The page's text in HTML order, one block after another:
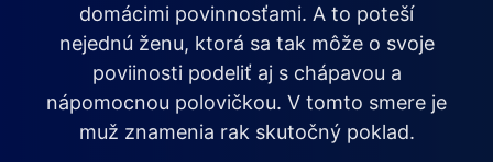
domácimi povinnosťami. A to poteší
nejednú ženu, ktorá sa tak môže o svoje
poviinosti podeliť aj s chápavou a
nápomocnou polovičkou. V tomto smere je
muž znamenia rak skutočný poklad.